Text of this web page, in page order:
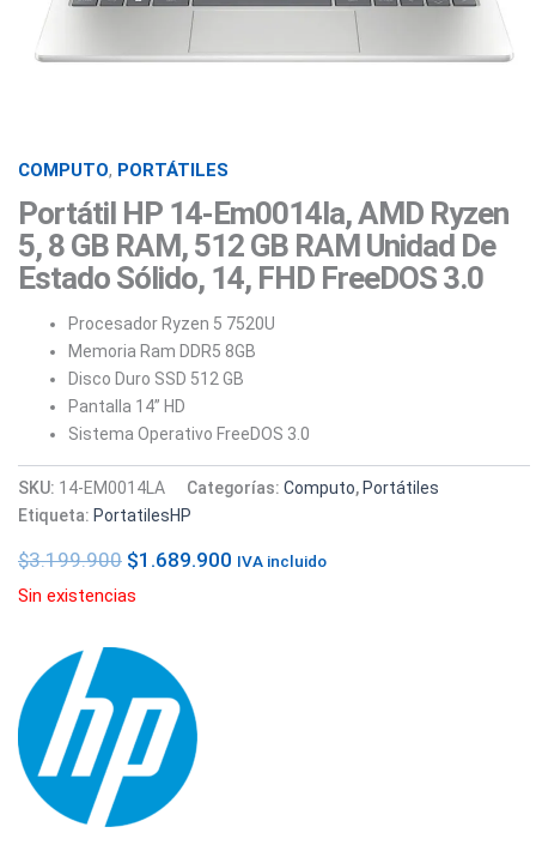
COMPUTO, PORTÁTILES
Portátil HP 14-Em0014la, AMD Ryzen
5, 8 GB RAM, 512 GB RAM Unidad De
Estado Sólido, 14, FHD FreeDOS 3.0
Procesador Ryzen 5 7520U
Memoria Ram DDR5 8GB
Disco Duro SSD 512 GB
Pantalla 14” HD
Sistema Operativo FreeDOS 3.0
SKU: 14-EM0014LA Categorías: Computo, Portátiles
Etiqueta: PortatilesHP
$3.199.900 $1.689.900 IVA incluido
Sin existencias